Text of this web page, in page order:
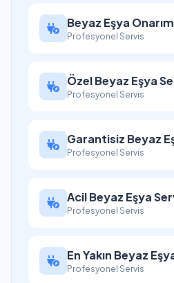
Beyaz Eşya Onarım
Profesyonel Servis
Özel Beyaz Eşya
Profesyonel Servis
Garantisiz Beyaz
Profesyonel Servis
Acil Beyaz Eşya
Profesyonel Servis
En Yakın Beyaz
Profesyonel Servis